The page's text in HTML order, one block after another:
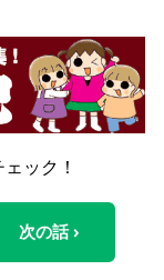
ック！
次の話 ›